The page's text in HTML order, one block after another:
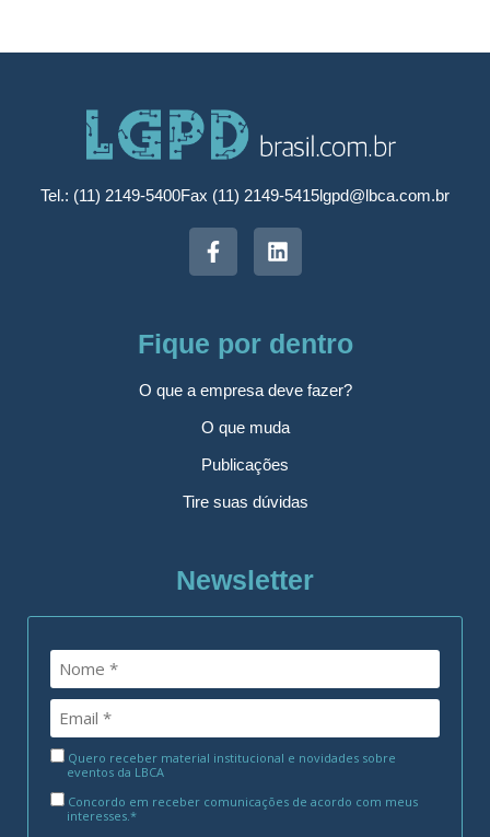
Tel.: (11) 2149-5400Fax (11) 2149-5415lgpd@lbca.com.br
Fique por dentro
O que a empresa deve fazer?
O que muda
Publicações
Tire suas dúvidas
Newsletter
Quero receber material institucional e novidades sobre
eventos da LBCA
Concordo em receber comunicações de acordo com meus
interesses.*